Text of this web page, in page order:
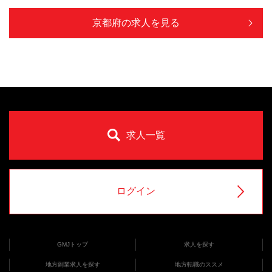
京都府の求人を見る
求人一覧
ログイン
GMJトップ 求人を探す
地方副業求人を探す 地方転職のススメ